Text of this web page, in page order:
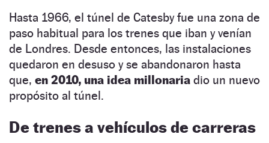
Hasta 1966, el túnel de Catesby fue una zona de
paso habitual para los trenes que iban y venían
de Londres. Desde entonces, las instalaciones
quedaron en desuso y se abandonaron hasta
que, en 2010, una idea millonaria dio un nuevo
propósito al túnel.
De trenes a vehículos de carreras